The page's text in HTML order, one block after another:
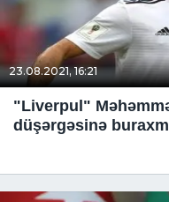
23.08.2021, 16:21
"Liverpul"
düşərgəsinə